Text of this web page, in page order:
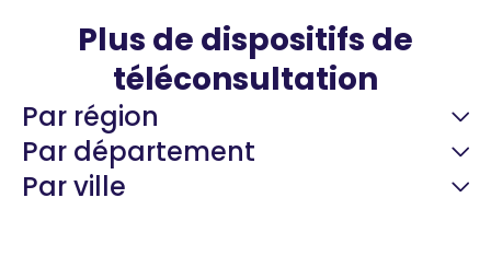
Plus de dispositifs de
téléconsultation
Par région
Par département
Par ville